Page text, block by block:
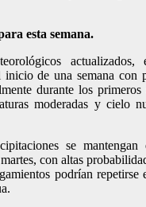
esta semana.
inicio de una semana con
durante los primeros
moderadas y cielo
se mantengan
con altas
podrían repetirse